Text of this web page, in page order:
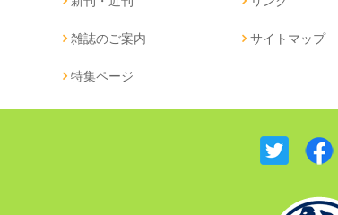
雑誌のご案内
特集ページ
サイトマップ